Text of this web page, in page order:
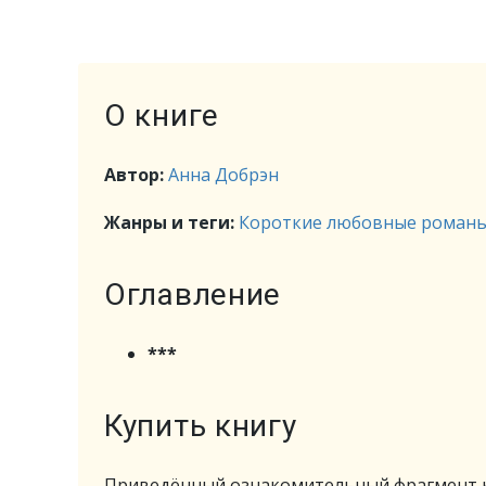
О книге
Автор:Анна Добрэн
Жанры и теги: Короткие любовные
Оглавление
***
Купить книгу